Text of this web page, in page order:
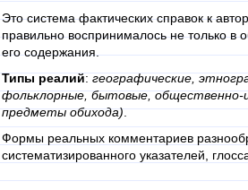
Это система фактических справок к
правильно воспринималось не только в
его содержания.
Типы реалий:географические,
фольклорные, бытовые, общественно-
предметы обихода).
Формы реальных комментариев
систематизированного указателей,